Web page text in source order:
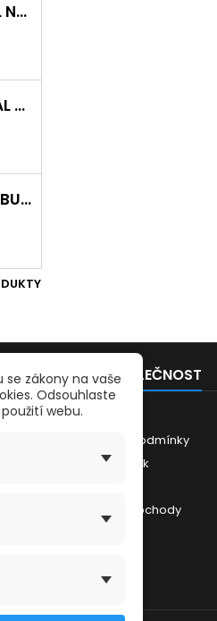
PROLINE OBAL NA KLASICKOU KYTARU S 5 MM POLSTROVÁNÍM
GILMOUR OBAL NA UKULELE CONCERT
GOLDON TAMBURÍNA S BLÁNOU A ČINELKY 20CM
NAŠE SPOLEČNOST
Kontakty
Obchodní podmínky
Mapa stránek
Kamenné obchody
zákony na vaše
Odsouhlaste
webu.